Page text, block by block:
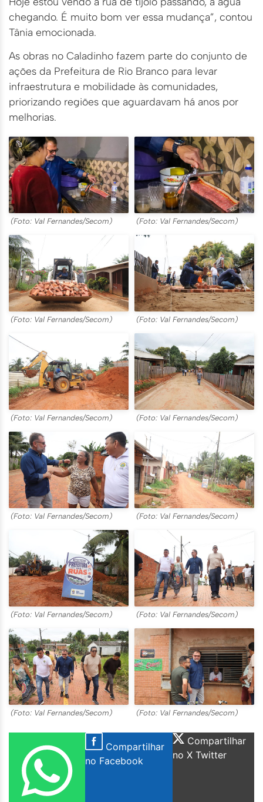
chegando. É muito bom ver essa mudança”, contou
Tânia emocionada.
As obras no Caladinho fazem parte do conjunto de
ações da Prefeitura de Rio Branco para levar
infraestrutura e mobilidade às comunidades,
priorizando regiões que aguardavam há anos por
melhorias.
(Foto: Val Fernandes/Secom) (Foto: Val Fernandes/Secom)
(Foto: Val Fernandes/Secom) (Foto: Val Fernandes/Secom)
(Foto: Val Fernandes/Secom) (Foto: Val Fernandes/Secom)
(Foto: Val Fernandes/Secom) (Foto: Val Fernandes/Secom)
(Foto: Val Fernandes/Secom) (Foto: Val Fernandes/Secom)
(Foto: Val Fernandes/Secom) (Foto: Val Fernandes/Secom)
Compartilhar
no Facebook
Compartilhar
no X Twitter